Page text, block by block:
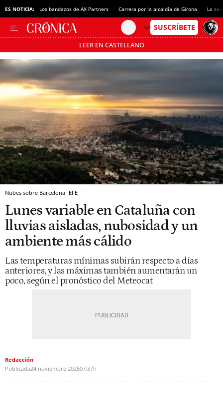
ES NOTICIA: Los bandazos de AX Partners Carrera por la alcaldía de Girona La
LEER EN CASTELLANO
Pásate al MODO AHORRO
Nubes sobre Barcelona EFE
Lunes variable en Cataluña con
lluvias aisladas, nubosidad y un
ambiente más cálido
Las temperaturas mínimas subirán respecto a días
anteriores, y las máximas también aumentarán un
poco, según el pronóstico del Meteocat
Redacción
Publicada24 noviembre 202507:37h